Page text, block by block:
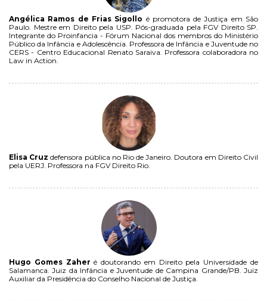
Angélica Ramos de Frias Sigollo é promotora de Justiça em São
Paulo. Mestre em Direito pela USP. Pós-graduada pela FGV Direito SP.
Integrante do Proinfancia - Fórum Nacional dos membros do Ministério
Público da Infância e Adolescência. Professora de Infância e Juventude no
CERS - Centro Educacional Renato Saraiva. Professora colaboradora no
Law in Action.
Elisa Cruz defensora pública no Rio de Janeiro. Doutora em Direito Civil
pela UERJ. Professora na FGV Direito Rio.
Hugo Gomes Zaher é doutorando em Direito pela Universidade de
Salamanca. Juiz da Infância e Juventude de Campina Grande/PB. Juiz
Auxiliar da Presidência do Conselho Nacional de Justiça.